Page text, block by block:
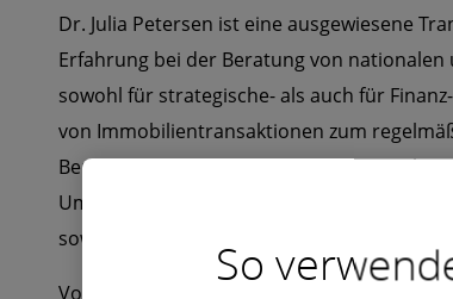
Dr. Julia Petersen ist eine ausgewiesene
Erfahrung bei der Beratung von
sowohl für strategische- als auch für
von Immobilientransaktionen zum
Bereich Gesellschaftsrecht berät sie
Umstrukturierungsmaßnahmen
sowie bei Gesellschafterstreitigkeiten.
Vor dem Wechsel zu Deloitte Legal war
So